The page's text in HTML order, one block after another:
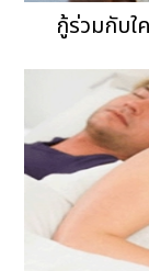
กู้ร่วมกับใ